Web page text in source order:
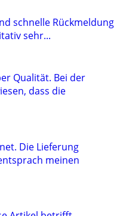
schnelle Rückmeldung
sehr...
Qualität. Bei der
dass die
Die Lieferung
meinen